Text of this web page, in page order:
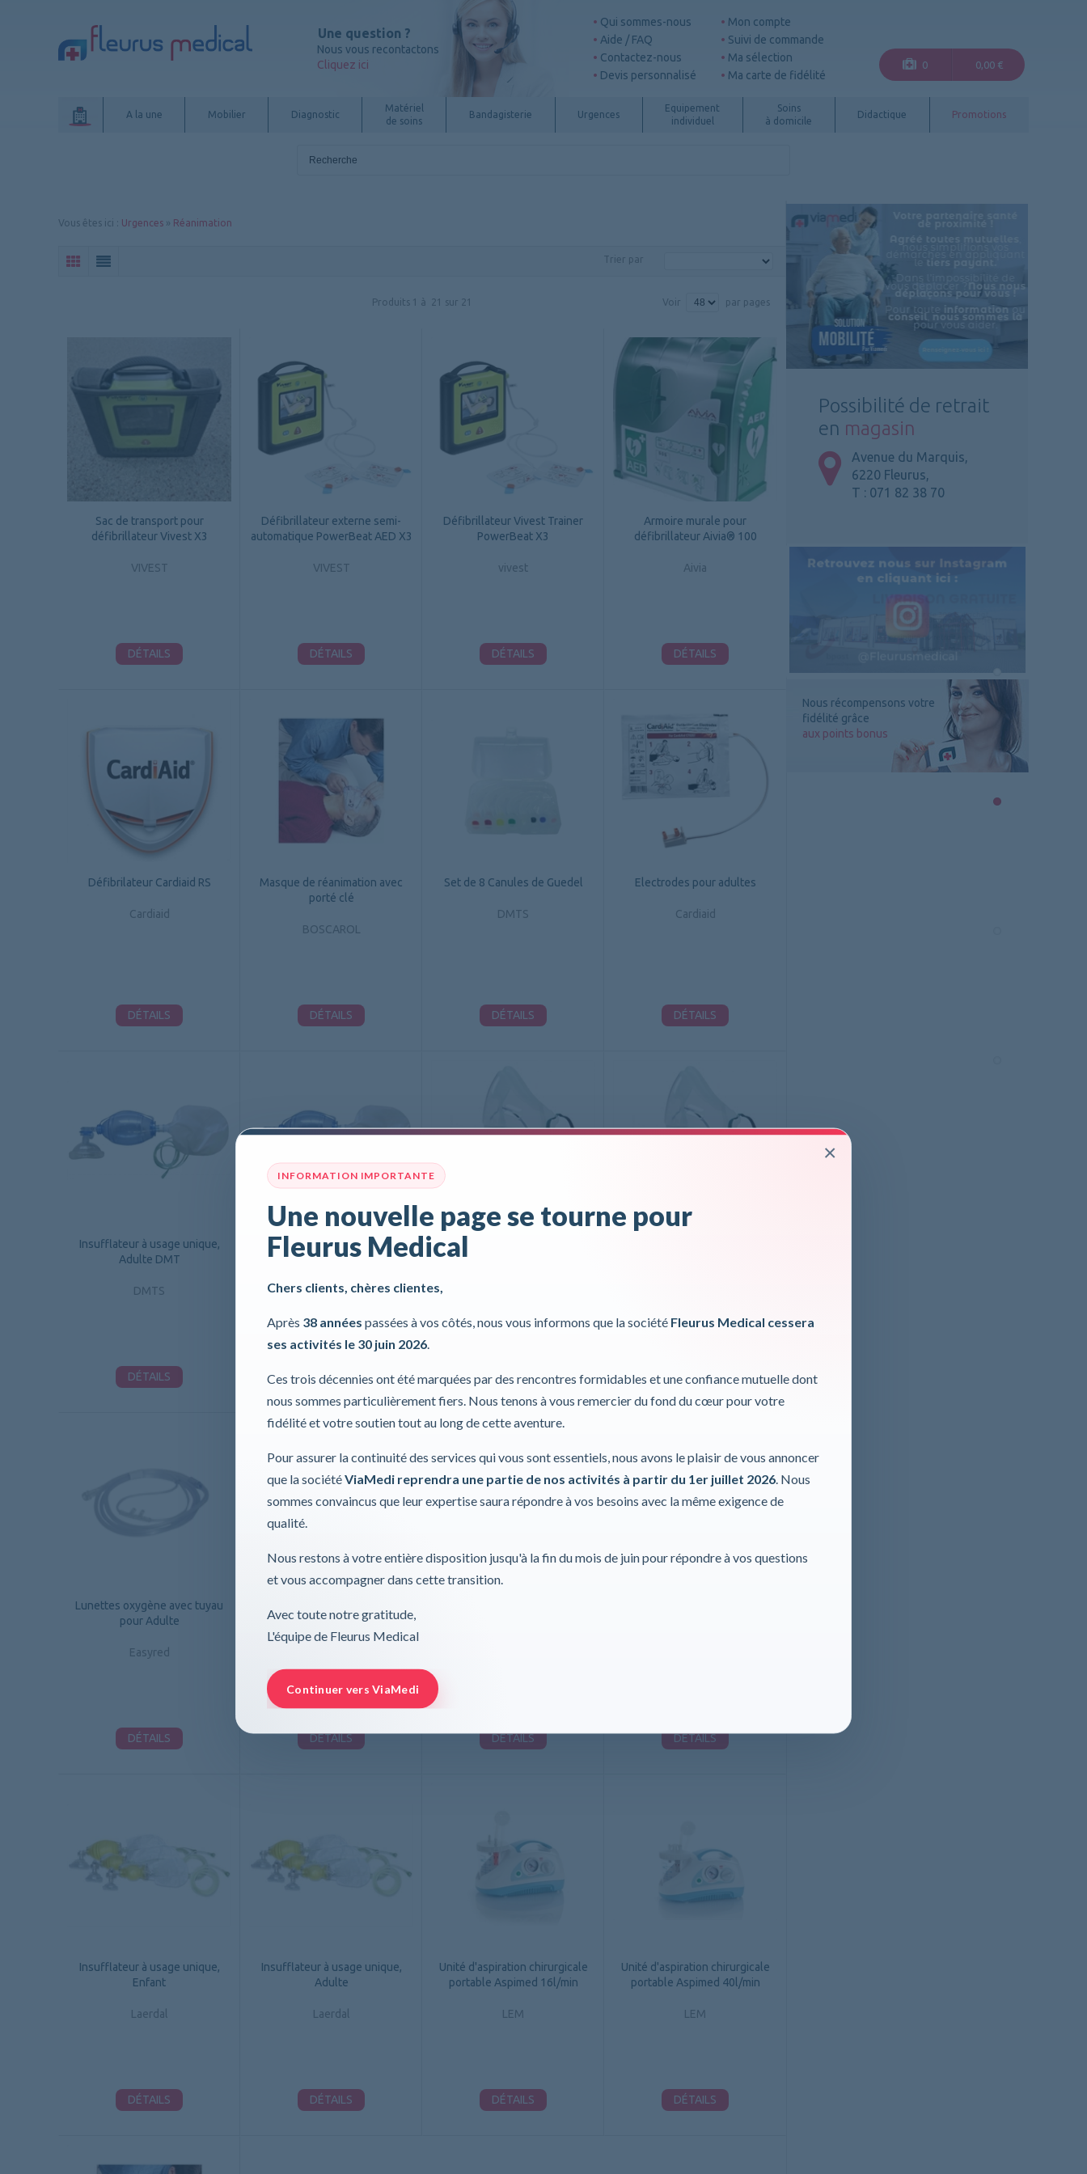
×
INFORMATION IMPORTANTE
Une nouvelle page se tourne pour
Fleurus Medical
Chers clients, chères clientes,
Après 38 années passées à vos côtés, nous vous informons que la société Fleurus Medical cessera
ses activités le 30 juin 2026
Ces trois décennies ont été marquées par des rencontres formidables et une confiance mutuelle dont
nous sommes particulièrement fiers. Nous tenons à vous remercier du fond du cœur pour votre
fidélité et votre soutien tout au long de cette aventure.
Pour assurer la continuité des services qui vous sont essentiels, nous avons le plaisir de vous annoncer
que la sociétéViaMedi reprendra une partie de nos activités à partir du 1er juillet 2026 . Nous
sommes convaincus que leur expertise saura répondre à vos besoins avec la même exigence de
qualité.
Nous restons à votre entière disposition jusqu'à la fin du mois de juin pour répondre à vos questions
et vous accompagner dans cette transition.
Avec toute notre gratitude,
L'équipe de Fleurus Medical
Continuer vers ViaMedi
Une question ?
Nous vous recontactons
Cliquez ici
Qui sommes-nous
Aide / FAQ
Contactez-nous
Devis personnalisé
Mon compte
Suivi de commande
Ma sélection
Ma carte de fidélité
0 0,00 €
A la une Mobilier Diagnostic
Matériel
de soins
Bandagisterie Urgences
Equipement
individuel
Soins
à domicile
Didactique Promotions
Vous êtes ici Urgences » Réanimation
Trier par
Produits 1 à 21 sur 21 Voir par pages
Sac de transport pour
défibrillateur Vivest X3
VIVEST
DÉTAILS
Défibrillateur externe semi-
automatique PowerBeat AED X3
VIVEST
DÉTAILS
Défibrillateur Vivest Trainer
PowerBeat X3
vivest
DÉTAILS
Armoire murale pour
défibrillateur Aivia® 100
Aivia
DÉTAILS
Défibrilateur Cardiaid RS
Cardiaid
DÉTAILS
Masque de réanimation avec
porté clé
BOSCAROL
DÉTAILS
Set de 8 Canules de Guedel
DMTS
DÉTAILS
Electrodes pour adultes
Cardiaid
DÉTAILS
Insufflateur à usage unique,
Adulte DMT
DMTS
DÉTAILS
Insufflateur à usage unique,
Enfant DMT
DMTS
DÉTAILS
Set de nébulisation adulte
DÉTAILS DÉTAILS
Lunettes oxygène avec tuyau
pour Adulte
Easyred
DÉTAILS
pour Enfant
3,44 €
DÉTAILS DÉTAILS DÉTAILS
Insufflateur à usage unique,
Enfant
Laerdal
DÉTAILS
Insufflateur à usage unique,
Adulte
Laerdal
DÉTAILS
Unité d'aspiration chirurgicale
portable Aspimed 16l/min
LEM
DÉTAILS
Unité d'aspiration chirurgicale
portable Aspimed 40l/min
LEM
DÉTAILS
Possibilité de retrait
en magasin
Avenue du Marquis,
6220 Fleurus,
T : 071 82 38 70
Nous récompensons votre
fidélité grâce
aux points bonus